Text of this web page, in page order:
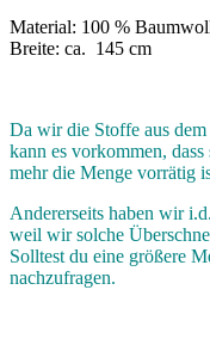
Material: 100 %
Breite: ca. 145 cm
Da wir die Stoffe aus
kann es vorkommen,
mehr die Menge vorrätig
Andererseits haben wir
weil wir solche
Solltest du eine größere
nachzufragen.